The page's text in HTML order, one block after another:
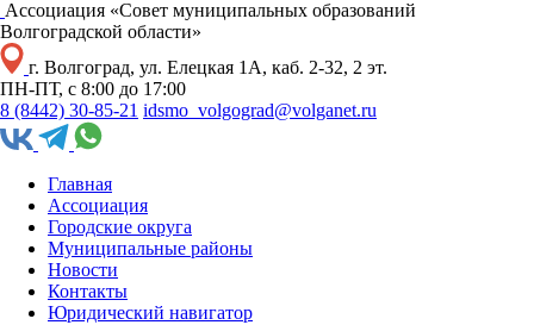
Ассоциация «Совет муниципальных образований
Волгоградской области»
г. Волгоград, ул. Елецкая 1А, каб. 2-32, 2 эт.
ПН-ПТ, с 8:00 до 17:00
8 (8442) 30-85-21 idsmo_volgograd@volganet.ru
Главная
Ассоциация
Городские округа
Муниципальные районы
Новости
Контакты
Юридический навигатор